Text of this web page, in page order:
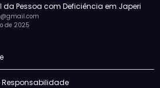
da Pessoa com Deficiência em Japeri
de 2025